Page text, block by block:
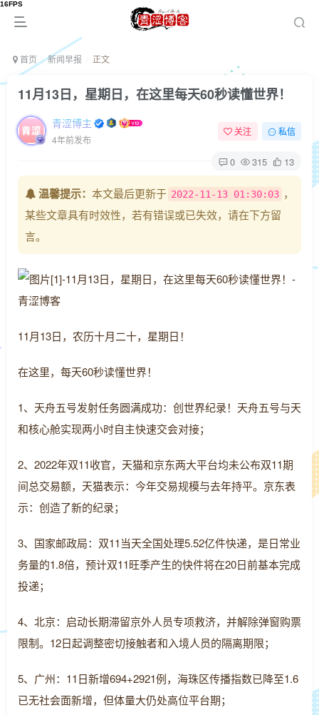
首页 新闻早报 正文
11月13日，星期日，在这里每天60秒读懂世界！
青涩博主
4年前发布
关注 私信
0 315 13
温馨提示： 本文最后更新于 2022-11-13 01:30:03 ，
某些文章具有时效性，若有错误或已失效，请在下方留
言。
11月13日，农历十月二十，星期日！
在这里，每天60秒读懂世界！
1、天舟五号发射任务圆满成功：创世界纪录！天舟五号与天
和核心舱实现两小时自主快速交会对接；
2、2022年双11收官，天猫和京东两大平台均未公布双11期
间总交易额，天猫表示：今年交易规模与去年持平。京东表
示：创造了新的纪录；
3、国家邮政局：双11当天全国处理5.52亿件快递，是日常业
务量的1.8倍，预计双11旺季产生的快件将在20日前基本完成
投递；
4、北京：启动长期滞留京外人员专项救济，并解除弹窗购票
限制。12日起调整密切接触者和入境人员的隔离期限；
5、广州：11日新增694+2921例，海珠区传播指数已降至1.6
已无社会面新增，但体量大仍处高位平台期；